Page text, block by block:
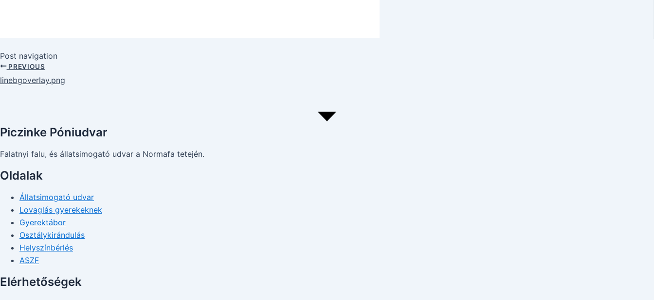
Post navigation
PREVIOUS
linebgoverlay.png
Piczinke Póniudvar
Falatnyi falu, és állatsimogató udvar a Normafa tetején.
Oldalak
Állatsimogató udvar
Lovaglás gyerekeknek
Gyerektábor
Osztálykirándulás
Helyszínbérlés
ASZF
Elérhetőségek